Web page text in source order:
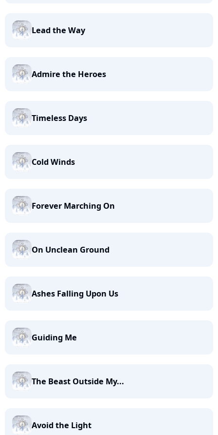
Lead the Way
Admire the Heroes
Timeless Days
Cold Winds
Forever Marching On
On Unclean Ground
Ashes Falling Upon Us
Guiding Me
The Beast Outside My...
Avoid the Light